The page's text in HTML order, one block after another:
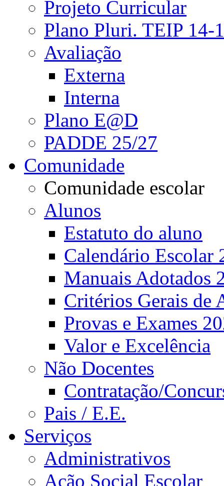
Projeto Curricular
Plano Pluri. TEIP 14-
Avaliação
Externa
Interna
Plano E@D
PADDE 25/27
Comunidade
Comunidade escolar
Alunos
Estatuto do aluno
Calendário Escolar
Manuais Adotados
Critérios Gerais de
Provas e Exames
Valor e Excelência
Não Docentes
Contratação/
Pais / E.E.
Serviços
Administrativos
Ação Social Escolar